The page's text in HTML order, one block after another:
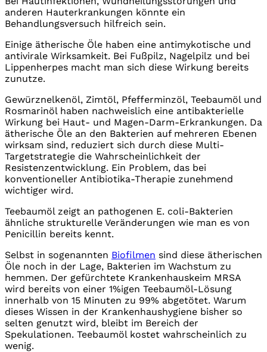
anderen Hauterkrankungen könnte ein
Behandlungsversuch hilfreich sein.
Einige ätherische Öle haben eine antimykotische und
antivirale Wirksamkeit. Bei Fußpilz, Nagelpilz und bei
Lippenherpes macht man sich diese Wirkung bereits
zunutze.
Gewürznelkenöl, Zimtöl, Pfefferminzöl, Teebaumöl und
Rosmarinöl haben nachweislich eine antibakterielle
Wirkung bei Haut- und Magen-Darm-Erkrankungen. Da
ätherische Öle an den Bakterien auf mehreren Ebenen
wirksam sind, reduziert sich durch diese Multi-
Targetstrategie die Wahrscheinlichkeit der
Resistenzentwicklung. Ein Problem, das bei
konventioneller Antibiotika-Therapie zunehmend
wichtiger wird.
Teebaumöl zeigt an pathogenen E. coli-Bakterien
ähnliche strukturelle Veränderungen wie man es von
Penicillin bereits kennt.
Selbst in sogenannten Biofilmen sind diese ätherischen
Öle noch in der Lage, Bakterien im Wachstum zu
hemmen. Der gefürchtete Krankenhauskeim MRSA
wird bereits von einer 1%igen Teebaumöl-Lösung
innerhalb von 15 Minuten zu 99% abgetötet. Warum
dieses Wissen in der Krankenhaushygiene bisher so
selten genutzt wird, bleibt im Bereich der
Spekulationen. Teebaumöl kostet wahrscheinlich zu
wenig.